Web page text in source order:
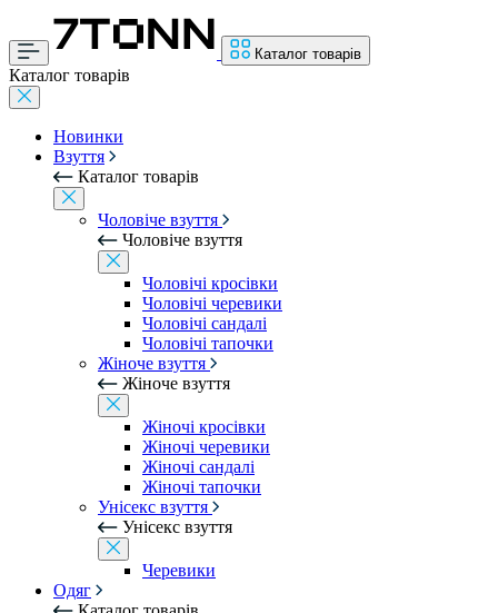
Каталог товарів
Каталог товарів
Новинки
Взуття
Каталог товарів
Чоловіче взуття
Чоловіче взуття
Чоловічі кросівки
Чоловічі черевики
Чоловічі сандалі
Чоловічі тапочки
Жіноче взуття
Жіноче взуття
Жіночі кросівки
Жіночі черевики
Жіночі сандалі
Жіночі тапочки
Унісекс взуття
Унісекс взуття
Черевики
Одяг